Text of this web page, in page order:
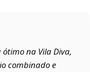
na Vila Diva,
combinado e